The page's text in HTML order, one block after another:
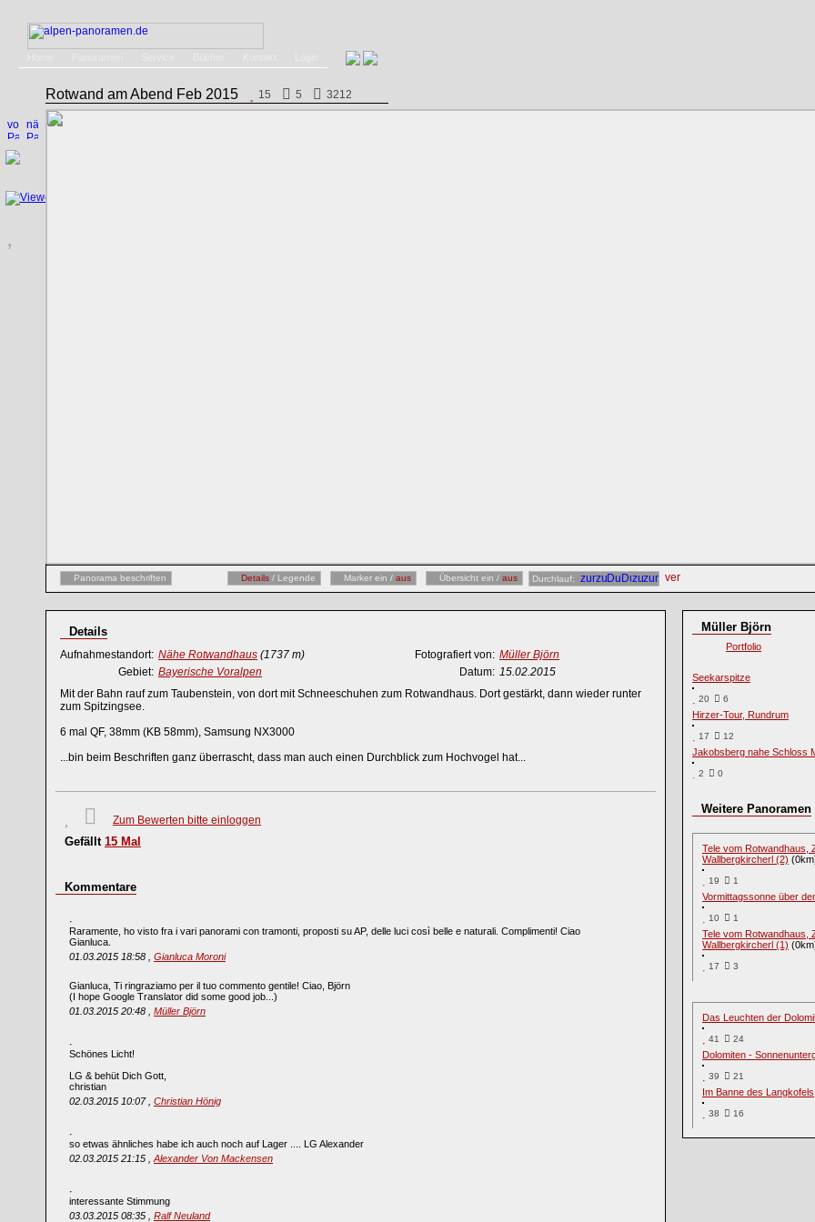
Rotwand am Abend Feb 2015 15 5 3212
Panorama beschriften Details / Legende Marker ein / aus Übersicht ein / aus Durchlauf:
Details
Aufnahmestandort: Nähe Rotwandhaus (1737 m) Fotografiert von: Müller Björn
Gebiet: Bayerische Voralpen Datum: 15.02.2015
Mit der Bahn rauf zum Taubenstein, von dort mit Schneeschuhen zum Rotwandhaus. Dort gestärkt, dann wieder runter
zum Spitzingsee.
6 mal QF, 38mm (KB 58mm), Samsung NX3000
...bin beim Beschriften ganz überrascht, dass man auch einen Durchblick zum Hochvogel hat...
Zum Bewerten bitte einloggen
Gefällt 15 Mal
Kommentare
Raramente, ho visto fra i vari panorami con tramonti, proposti su AP, delle luci così belle e naturali. Complimenti! Ciao
Gianluca.
01.03.2015 18:58 , Gianluca Moroni
Gianluca, Ti ringraziamo per il tuo commento gentile! Ciao, Björn
(I hope Google Translator did some good job...)
01.03.2015 20:48 , Müller Björn
Schönes Licht!
LG & behüt Dich Gott,
christian
02.03.2015 10:07 , Christian Hönig
so etwas ähnliches habe ich auch noch auf Lager .... LG Alexander
02.03.2015 21:15 , Alexander Von Mackensen
interessante Stimmung
03.03.2015 08:35 , Ralf Neuland
Müller Björn
Portfolio
Seekarspitze
20 6
Hirzer-Tour, Rundrum
17 12
Jakobsberg nahe Schloss
2 0
Weitere Panoramen
Tele vom Rotwandhaus,
Wallbergkircherl (2)
19 1
Vormittagssonne über
10 1
Tele vom Rotwandhaus,
Wallbergkircherl (1)
17 3
Das Leuchten der
41 24
Dolomiten -
39 21
Im Banne des Langkofels
38 16